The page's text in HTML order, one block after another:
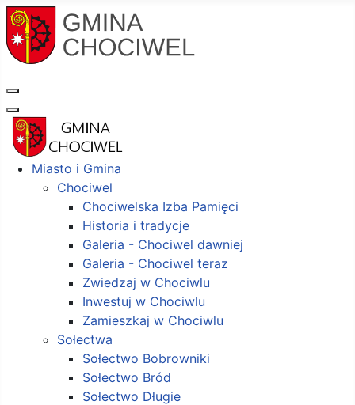
Miasto i Gmina
Chociwel
Chociwelska Izba Pamięci
Historia i tradycje
Galeria - Chociwel dawniej
Galeria - Chociwel teraz
Zwiedzaj w Chociwlu
Inwestuj w Chociwlu
Zamieszkaj w Chociwlu
Sołectwa
Sołectwo Bobrowniki
Sołectwo Bród
Sołectwo Długie